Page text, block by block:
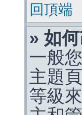
回頂端
» 如
一般
主題
等級